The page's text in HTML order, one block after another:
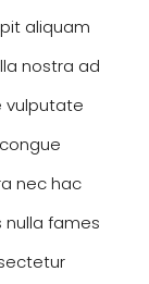
aliquam
nostra ad
vulputate
nec hac
fames